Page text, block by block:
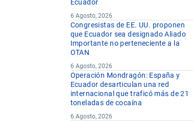
Ecuador
6 Agosto, 2026
Congresistas de EE. UU. proponen
que Ecuador sea designado Aliado
Importante no perteneciente a la
OTAN
6 Agosto, 2026
Operación Mondragón: España y
Ecuador desarticulan una red
internacional que traficó más de 21
toneladas de cocaína
6 Agosto, 2026